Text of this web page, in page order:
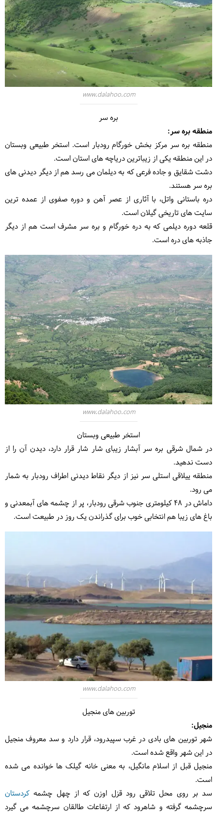
www.dalahoo.com
بره سر
منطقه بره سر:
منطقه بره سر مرکز بخش خورگام رودبار است. استخر طبیعی وبستان
در این منطقه یکی از زیباترین دریاچه های استان است.
دشت شقایق و جاده فرعی که به دیلمان می رسد هم از دیگر دیدنی های
بره سر هستند.
دره باستانی واتل، با آثاری از عصر آهن و دوره صفوی از عمده ترین
سایت های تاریخی گیلان است.
قلعه دوره دیلمی که به دره خورگام و بره سر مشرف است هم از دیگر
جاذبه های دره است.
www.dalahoo.com
استخر طبیعی وبستان
در شمال شرقی بره سر آبشار زیبای شار شار قرار دارد، دیدن آن را از
دست ندهید.
منطقه ییلاقی استلی سر نیز از دیگر نقاط دیدنی اطراف رودبار به شمار
می رود.
داماش در 48 کیلومتری جنوب شرقی رودبار، پر از چشمه های آبمعدنی و
باغ های زیبا هم انتخابی خوب برای گذراندن یک روز در طبیعت است.
www.dalahoo.com
توربین های منجیل
منجیل:
شهر توربین های بادی در غرب سپیدرود، قرار دارد و سد معروف منجیل
در این شهر واقع شده است.
منجیل قبل از اسلام مانگیل، به معنی خانه گیلک ها خوانده می شده
است.
سد بر روی محل تلاقی رود قزل اوزن که از چهل چشمه کردستان
سرچشمه گرفته و شاهرود که از ارتفاعات طالقان سرچشمه می گیرد